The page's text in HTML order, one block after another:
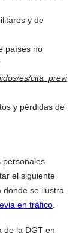
y de
países no
es/cita_previ
y pérdidas de
personales
el siguiente
se ilustra
en tráfico
de la DGT en